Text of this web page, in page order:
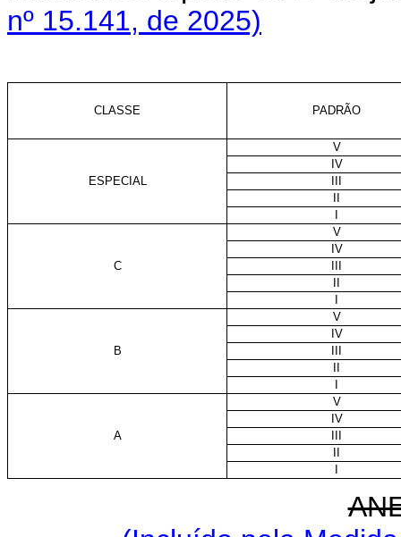
nº 15.141, de 2025)
CLASSE PADRÃO
ESPECIAL
V
IV
C
V
IV
B
V
IV
A
V
IV